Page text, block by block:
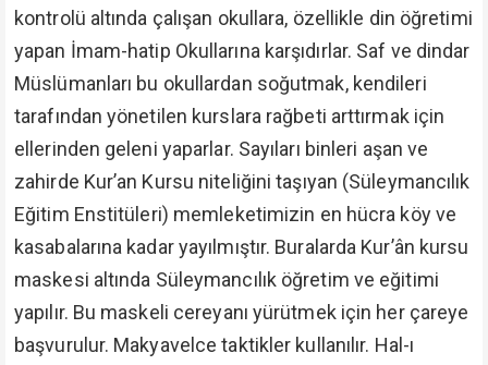
kontrolü altında çalışan okullara, özellikle din öğretimi
yapan İmam-hatip Okullarına karşıdırlar. Saf ve dindar
Müslümanları bu okullardan soğutmak, kendileri
tarafından yönetilen kurslara rağbeti arttırmak için
ellerinden geleni yaparlar. Sayıları binleri aşan ve
zahirde Kur’an Kursu niteliğini taşıyan (Süleymancılık
Eğitim Enstitüleri) memleketimizin en hücra köy ve
kasabalarına kadar yayılmıştır. Buralarda Kur’ân kursu
maskesi altında Süleymancılık öğretim ve eğitimi
yapılır. Bu maskeli cereyanı yürütmek için her çareye
başvurulur. Makyavelce taktikler kullanılır. Hal-ı